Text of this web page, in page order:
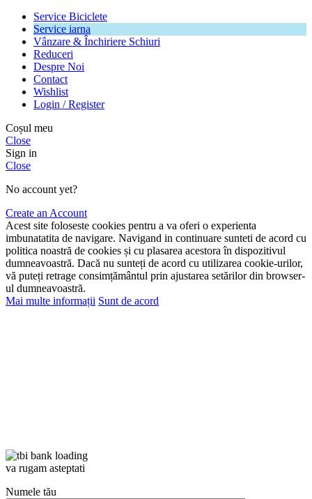
Service Biciclete
Service iarna
Vânzare & Închiriere Schiuri
Reduceri
Despre Noi
Contact
Wishlist
Login / Register
Coșul meu
Close
Sign in
Close
No account yet?
Create an Account
Acest site foloseste cookies pentru a va oferi o experienta
imbunatatita de navigare. Navigand in continuare sunteti de acord cu
politica noastră de cookies și cu plasarea acestora în dispozitivul
dumneavoastră. Dacă nu sunteți de acord cu utilizarea cookie-urilor,
vă puteți retrage consimțământul prin ajustarea setărilor din browser-
ul dumneavoastră.
Mai multe informații Sunt de acord
va rugam asteptati
Numele tău